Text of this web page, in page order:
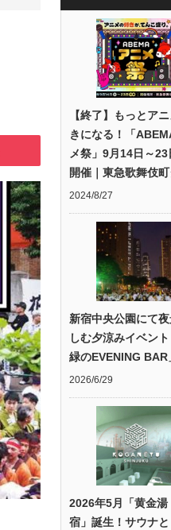
【終了】もっとア
きになる！「
メ祭」9月14日～23
開催｜東急歌舞伎
2024/8/27
新宿中央公園にて
しむ夕涼みイベン
緑のEVENING BAR
2026/6/29
2026年5月「黄金湯
宿」誕生！サウナ